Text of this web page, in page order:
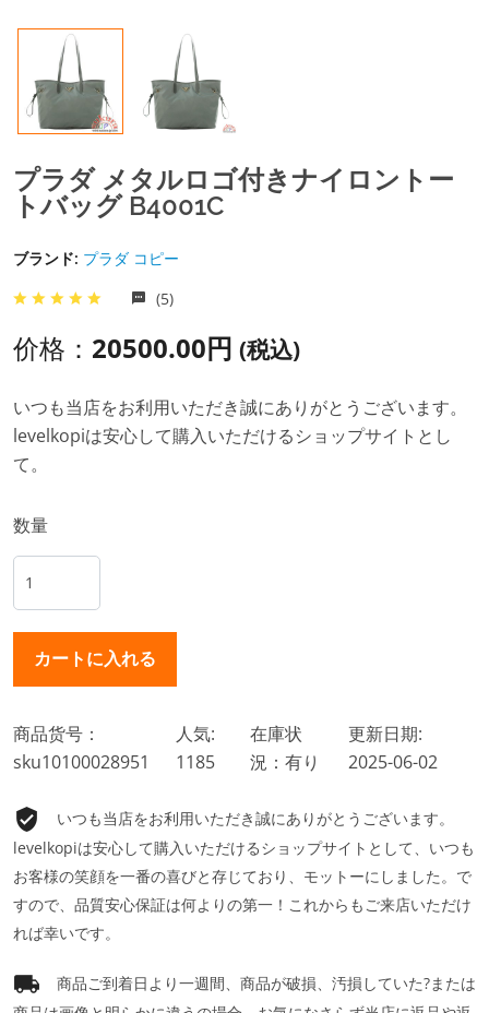
プラダ メタルロゴ付きナイロントー
トバッグ B4001C
ブランド: プラダ コピー
(5)
价格： 20500.00円 (税込)
いつも当店をお利用いただき誠にありがとうございます。
levelkopiは安心して購入いただけるショップサイトとし
て。
数量
商品货号：
sku10100028951
人気:
1185
在庫状
況：有り
更新日期:
2025-06-02
いつも当店をお利用いただき誠にありがとうございます。
levelkopiは安心して購入いただけるショップサイトとして、いつも
お客様の笑顔を一番の喜びと存じており、モットーにしました。で
すので、品質安心保証は何よりの第一！これからもご来店いただけ
れば幸いです。
商品ご到着日より一週間、商品が破損、汚損していた?または